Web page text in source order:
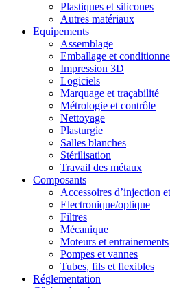
Plastiques et silicones
Autres matériaux
Equipements
Assemblage
Emballage et
Impression 3D
Logiciels
Marquage et traçabilité
Métrologie et contrôle
Nettoyage
Plasturgie
Salles blanches
Stérilisation
Travail des métaux
Composants
Accessoires d’injection
Electronique/optique
Filtres
Mécanique
Moteurs et entrainements
Pompes et vannes
Tubes, fils et flexibles
Réglementation